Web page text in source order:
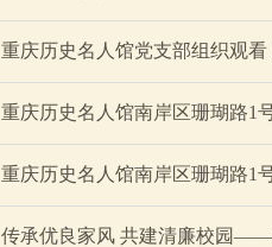
重庆历史名人馆党支部组织观
重庆历史名人馆南岸区珊瑚路1
重庆历史名人馆南岸区珊瑚路1
传承优良家风 共建清廉校园——